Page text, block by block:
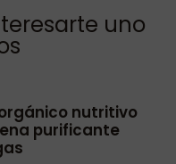
uno
nutritivo
purificante